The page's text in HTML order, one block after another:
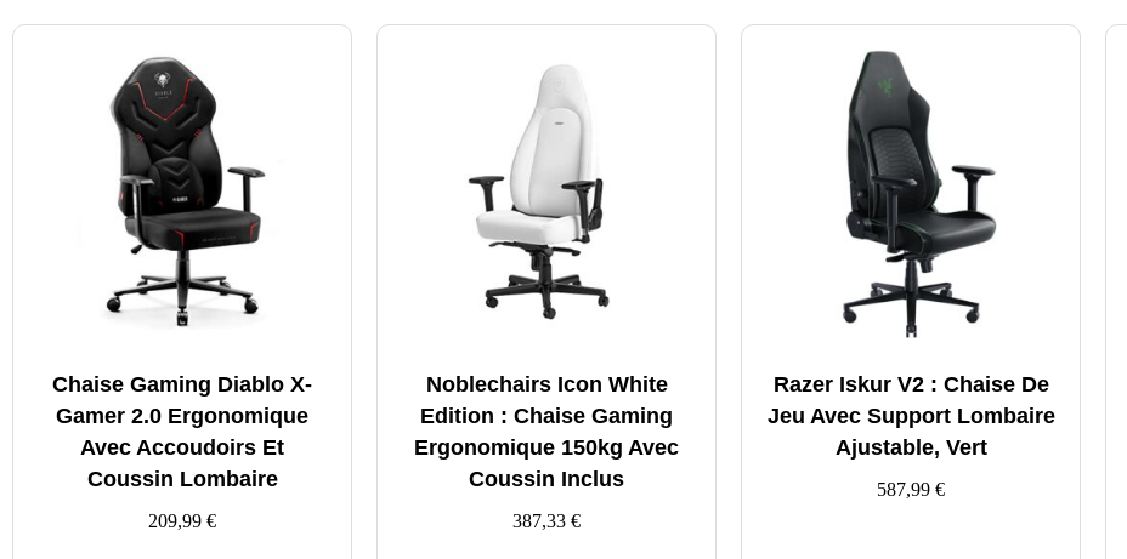
Chaise Gaming Diablo X-
Gamer 2.0 Ergonomique
Avec Accoudoirs Et
Coussin Lombaire
209,99 €
Noblechairs Icon White
Edition : Chaise Gaming
Ergonomique 150kg Avec
Coussin Inclus
387,33 €
Razer Iskur V2 : Chaise De
Jeu Avec Support Lombaire
Ajustable, Vert
587,99 €